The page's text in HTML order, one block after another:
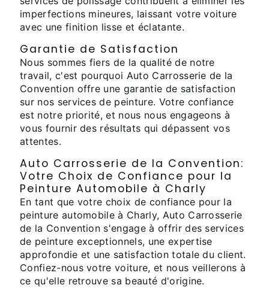
imperfections mineures, laissant votre voiture
avec une finition lisse et éclatante.
Garantie de Satisfaction
Nous sommes fiers de la qualité de notre
travail, c'est pourquoi Auto Carrosserie de la
Convention offre une garantie de satisfaction
sur nos services de peinture. Votre confiance
est notre priorité, et nous nous engageons à
vous fournir des résultats qui dépassent vos
attentes.
Auto Carrosserie de la Convention:
Votre Choix de Confiance pour la
Peinture Automobile à Charly
En tant que votre choix de confiance pour la
peinture automobile à Charly, Auto Carrosserie
de la Convention s'engage à offrir des services
de peinture exceptionnels, une expertise
approfondie et une satisfaction totale du client.
Confiez-nous votre voiture, et nous veillerons à
ce qu'elle retrouve sa beauté d'origine.